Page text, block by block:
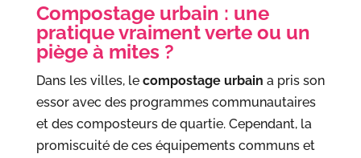
Compostage urbain : une
pratique vraiment verte ou un
piège à mites ?
Dans les villes, le compostage urbain a pris son
essor avec des programmes communautaires
et des composteurs de quartie. Cependant, la
promiscuité de ces équipements communs et